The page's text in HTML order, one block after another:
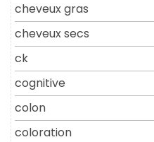
cheveux gras
cheveux secs
ck
cognitive
colon
coloration